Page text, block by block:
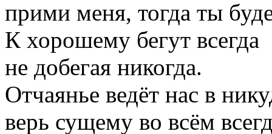
прими меня, тогда ты
К хорошему бегут всегда
не добегая никогда.
Отчаянье ведёт нас в
верь сущему во всём